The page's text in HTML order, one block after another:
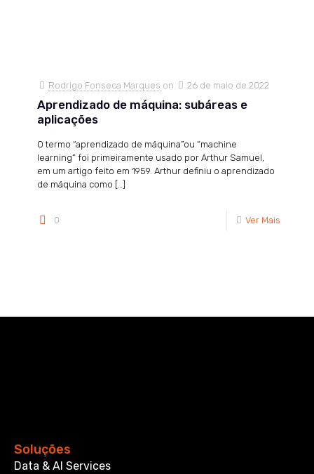
Rodrigo Fonseca Marques on 26 de maio de 2022
Aprendizado de máquina: subáreas e
aplicações
O termo “aprendizado de máquina”ou “machine
learning” foi primeiramente usado por Arthur Samuel,
em um artigo feito em 1959. Arthur definiu o aprendizado
de máquina como […]
0 Ver Mais
Soluções
Data & AI Services